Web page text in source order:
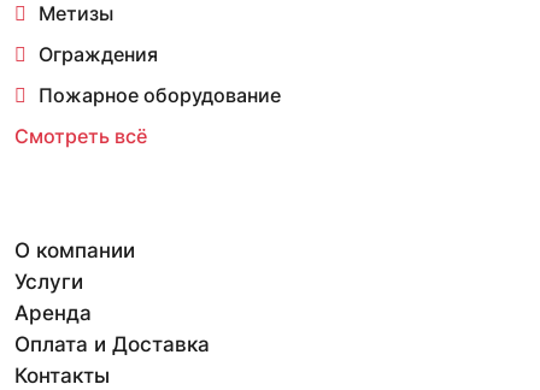
Метизы
Ограждения
Пожарное оборудование
Смотреть всё
О компании
Услуги
Аренда
Оплата и Доставка
Контакты